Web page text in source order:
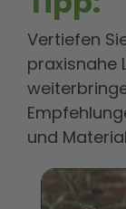
Vertiefen
praxisnahe
und